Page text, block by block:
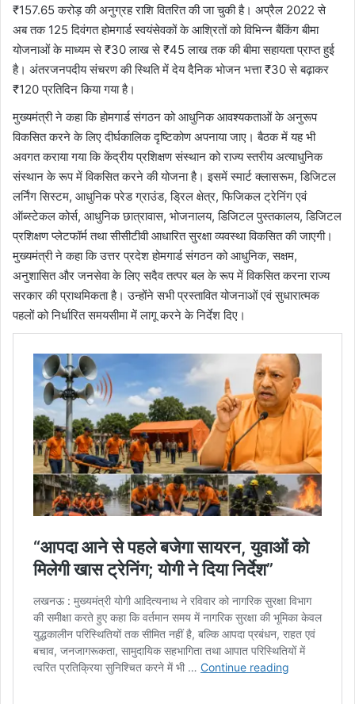
₹157.65 करोड़ की अनुग्रह राशि वितरित की जा चुकी है। अप्रैल 2022 से
अब तक 125 दिवंगत होमगार्ड स्वयंसेवकों के आश्रितों को विभिन्न बैंकिंग बीमा
योजनाओं के माध्यम से ₹30 लाख से ₹45 लाख तक की बीमा सहायता प्राप्त हुई
है। अंतरजनपदीय संचरण की स्थिति में देय दैनिक भोजन भत्ता ₹30 से बढ़ाकर
₹120 प्रतिदिन किया गया है।
मुख्यमंत्री ने कहा कि होमगार्ड संगठन को आधुनिक आवश्यकताओं के अनुरूप
विकसित करने के लिए दीर्घकालिक दृष्टिकोण अपनाया जाए। बैठक में यह भी
अवगत कराया गया कि केंद्रीय प्रशिक्षण संस्थान को राज्य स्तरीय अत्याधुनिक
संस्थान के रूप में विकसित करने की योजना है। इसमें स्मार्ट क्लासरूम, डिजिटल
लर्निंग सिस्टम, आधुनिक परेड ग्राउंड, ड्रिल क्षेत्र, फिजिकल ट्रेनिंग एवं
ऑब्स्टेकल कोर्स, आधुनिक छात्रावास, भोजनालय, डिजिटल पुस्तकालय, डिजिटल
प्रशिक्षण प्लेटफॉर्म तथा सीसीटीवी आधारित सुरक्षा व्यवस्था विकसित की जाएगी।
मुख्यमंत्री ने कहा कि उत्तर प्रदेश होमगार्ड संगठन को आधुनिक, सक्षम,
अनुशासित और जनसेवा के लिए सदैव तत्पर बल के रूप में विकसित करना राज्य
सरकार की प्राथमिकता है। उन्होंने सभी प्रस्तावित योजनाओं एवं सुधारात्मक
पहलों को निर्धारित समयसीमा में लागू करने के निर्देश दिए।